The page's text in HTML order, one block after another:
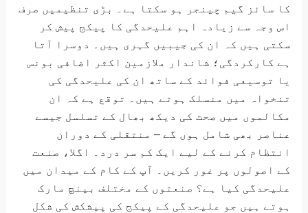
کا سائز گیم چینجر ہو سکتا ہے۔ بڑی تنظیمیں صرف
اس وجہ سے زیادہ اہم علیحدگی کا پیکج پیش کر
سکتی ہیں کہ ان کی جیبیں گہری ہیں۔ دوسرا آتا
ہے کارکردگی؛ شاندار ملازمین اکثر اضافی بونس
یا توسیعی فوائد کے ساتھ ان کی علیحدگی کی
تنخواہ میں منسلک ہوتے ہیں۔ توقع ہے کہ ان
مکالموں میں صحت کی دیکھ بھال کے تسلسل جیسے
عناصر بھی شامل ہوں گے – منتقلی کے دوران
انتظام کرنے کے لیے ایک کم سر درد۔ اگلا، صنعت
کے اصولوں پر غور کریں۔ آپ کے کام کے میدان میں
علیحدگی کیا ہے؟ صنعتوں کے مختلف بینچ مارک
ہوتے ہیں جو علیحدگی کے پیکج کی پیشکش کی شکل